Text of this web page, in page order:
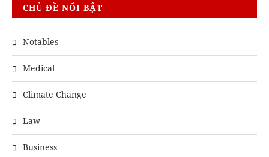
CHỦ ĐỀ NỔI BẬT
Notables
Medical
Climate Change
Law
Business